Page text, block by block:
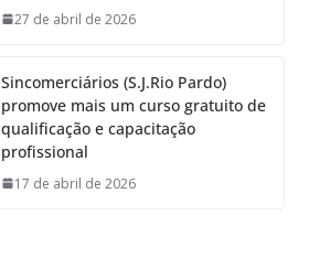
27 de abril de 2026
Sincomerciários (S.J.Rio Pardo)
promove mais um curso gratuito de
qualificação e capacitação
profissional
17 de abril de 2026